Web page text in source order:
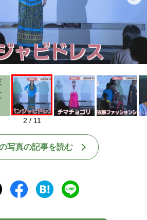
Play
2 / 11
写真の記事を読む